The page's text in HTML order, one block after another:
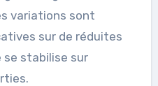
variations sont
sur de réduites
se stabilise sur